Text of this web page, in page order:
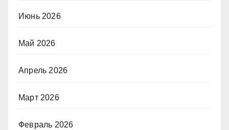
Июнь 2026
Май 2026
Апрель 2026
Март 2026
Февраль 2026